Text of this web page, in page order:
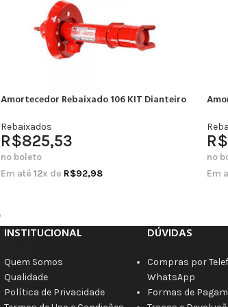
Amortecedor Rebaixado 106 KIT Dianteiro
Rebaixados
R$825,53
no boleto
Em até 12x de R$92,98
R$
no
Em
INSTITUCIONAL
Quem Somos
Qualidade
Política de Privacidade
DÚVIDAS
Compras por
WhatsApp
Formas de